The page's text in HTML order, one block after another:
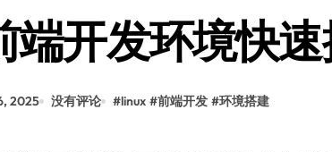
数据科技赋能，高效处理引擎驱动创业新未来
能：大数据实时处理驱动科技行业效能革命性跃迁
端开发环境快
2025 没有评论 #linux #前端开发 #环境搭建